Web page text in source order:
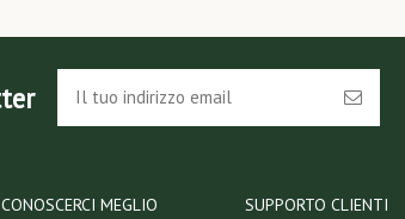
MEGLIO SUPPORTO CLIENTI